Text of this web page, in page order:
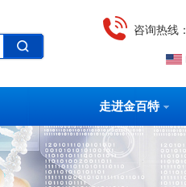
咨询热线：
走进金百特